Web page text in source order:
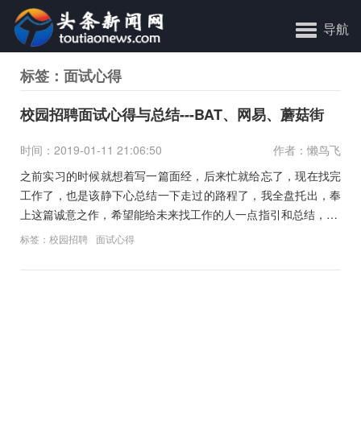
导航
标签：面试心得
校园招聘面试心得与总结---BAT、网易、蘑菇街
时间：2019-01-11 21:06:50
作者：懒鸟飞
之前实习的时候就想着写一篇面经，后来忙就给忘了，现在找完
工作了，也是该静下心总结一下走过的路程了，我全盘托出，奉
上这篇诚意之作，希望能给未来找工作的人一点指引和总结， 也
希望
标签： 校园招聘 面试心得